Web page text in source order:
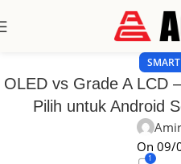
OLED vs Grade A LCD
Pilih untuk Android
On 09/
1